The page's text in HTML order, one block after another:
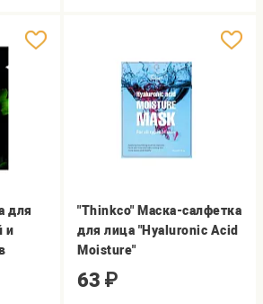
для
и
"Thinkco" Маска-салфетка
для лица "Hyaluronic Acid
Moisture"
63 ₽